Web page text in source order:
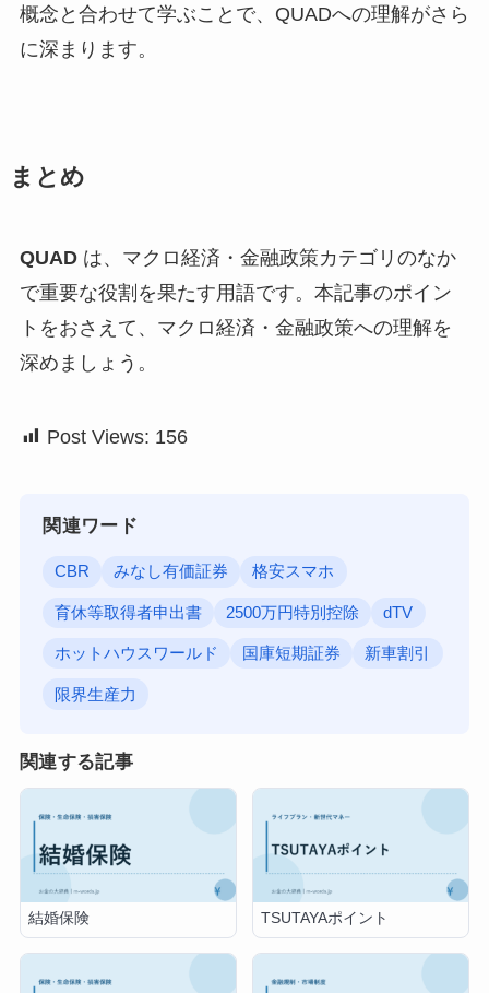
概念と合わせて学ぶことで、QUADへの理解がさら
に深まります。
まとめ
QUADは、マクロ経済・金融政策カテゴリのなか
で重要な役割を果たす用語です。本記事のポイン
トをおさえて、マクロ経済・金融政策への理解を
深めましょう。
Post Views: 156
関連ワード
CBR みなし有価証券 格安スマホ
育休等取得者申出書 2500万円特別控除 dTV
ホットハウスワールド 国庫短期証券 新車割引
限界生産力
関連する記事
結婚保険 TSUTAYAポイント